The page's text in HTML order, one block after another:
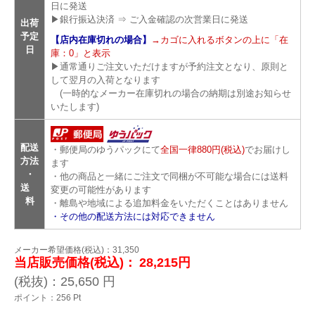
出荷
予定
日
日に発送
▶銀行振込決済 ⇒ ご入金確認の次営業日に発送
【店内在庫切れの場合】
→カゴに入れるボタンの上に「在
庫：0」と表示
▶通常通りご注文いただけますが予約注文となり、原則と
して翌月の入荷となります
(一時的なメーカー在庫切れの場合の納期は別途お知らせ
いたします)
配送
方法
・
送
料
・郵便局のゆうパックにて全国一律880円(税込)でお届けし
ます
・他の商品と一緒にご注文で同梱が不可能な場合には送料
変更の可能性があります
・離島や地域による追加料金をいただくことはありません
・その他の配送方法には対応できません
メーカー希望価格(税込)：31,350
当店販売価格(税込)： 28,215円
(税抜)： 25,650 円
ポイント： 256 Pt